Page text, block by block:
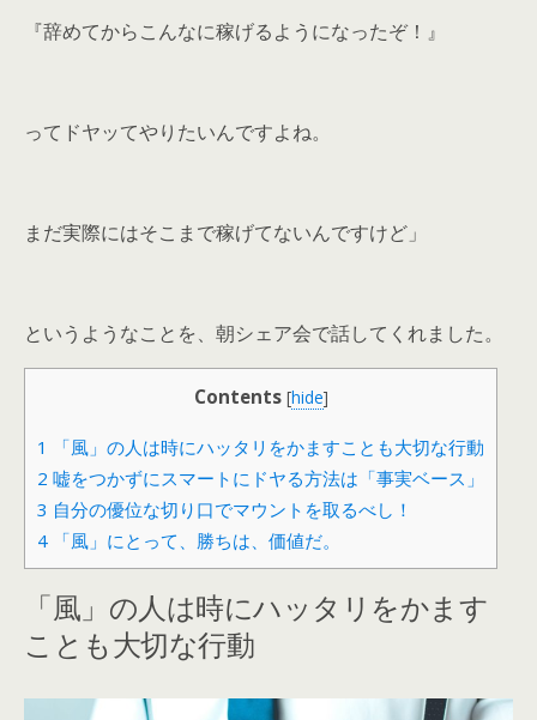
『辞めてからこんなに稼げるようになったぞ！』
ってドヤッてやりたいんですよね。
まだ実際にはそこまで稼げてないんですけど」
というようなことを、朝シェア会で話してくれました。
Contents [hide]
1
「風」の人は時にハッタリをかますことも大切な行動ㅤ
2 嘘をつかずにスマートにドヤる方法は「事実ベース」ㅤ
3 自分の優位な切り口でマウントを取るべし！ㅤ
4 「風」にとって、勝ちは、価値だ。
「風」の人は時にハッタリをかます
ことも大切な行動ㅤ